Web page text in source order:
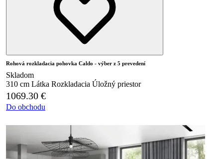
Rohová rozkladacia pohovka Caldo - výber z 5 prevedení
Skladom
310 cm Látka Rozkladacia Úložný priestor
1069.30 €
Do obchodu